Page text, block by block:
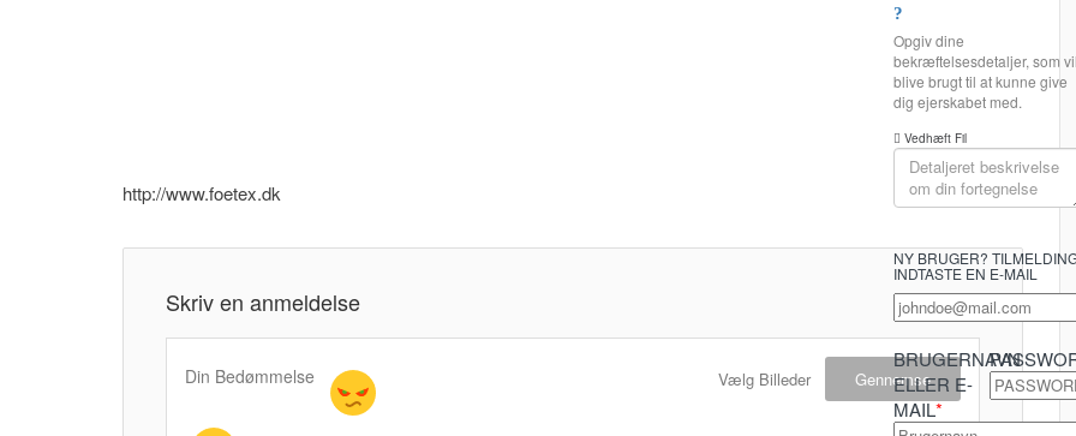
http://www.foetex.dk
Skriv en anmeldelse
Din Bedømmelse Vælg Billeder Gennemse
Opgiv dine
bekræftelsesdetaljer, som vil
blive brugt til at kunne give
dig ejerskabet med.
Vedhæft Fil
NY BRUGER?
INDTASTE EN E-MAIL
BRUGERNAVN
ELLER E-
MAIL*